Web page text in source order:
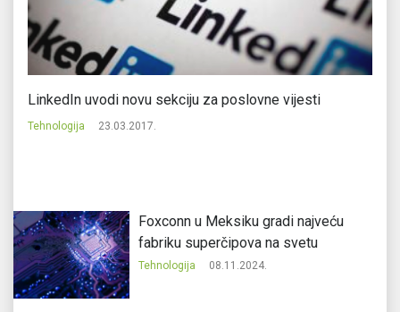
LinkedIn uvodi novu sekciju za poslovne vijesti
Tehnologija 23.03.2017.
Foxconn u Meksiku gradi najveću
fabriku superčipova na svetu
Tehnologija 08.11.2024.